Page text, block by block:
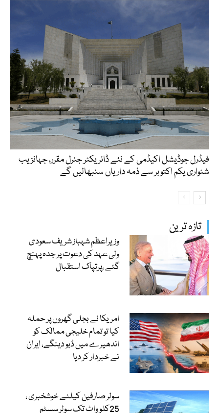
تازہ ترین
وزیراعظم شہباز شریف سعودی
ولی عہد کی دعوت پر جدہ پہنچ
گئے ،پرتپاک استقبال
امریکا نے بجلی گھروں پر حملہ
کیا تو تمام خلیجی ممالک کو
اندھیرے میں ڈبو دینگے، ایران
نے خبردار کر دیا
سولر صارفین کیلئے خوشخبری ،
25کلو واٹ تک سولر سسٹم
فیڈرل جوڈیشل اکیڈمی کے نئے ڈائریکٹر جنرل مقرر، جہانزیب
شنواری یکم اکتوبر سے ذمہ داریاں سنبھالیں گے